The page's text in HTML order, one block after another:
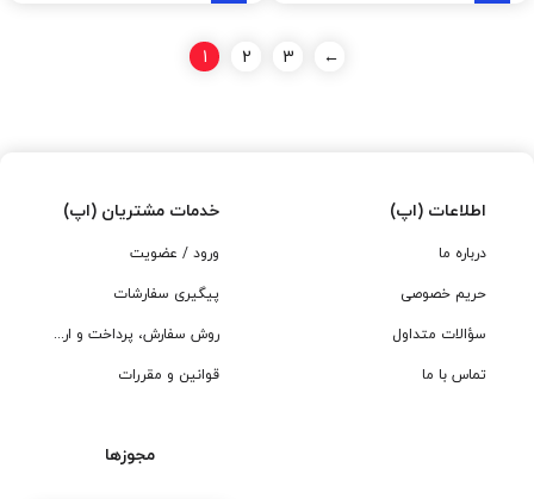
1 2 3 ←
اطلاعات (اپ)
درباره ما
حریم خصوصی
سؤالات متداول
تماس با ما
خدمات مشتریان (اپ)
ورود / عضویت
پیگیری سفارشات
روش سفارش، پرداخت و ارسال
قوانین و مقررات
مجوزها